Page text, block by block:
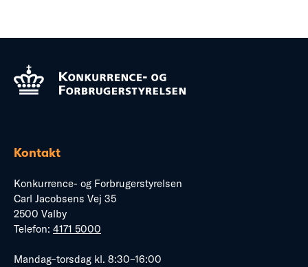
Kontakt
Konkurrence- og Forbrugerstyrelsen
Carl Jacobsens Vej 35
2500 Valby
Telefon: 4171 5000
Mandag–torsdag kl. 8:30–16:00